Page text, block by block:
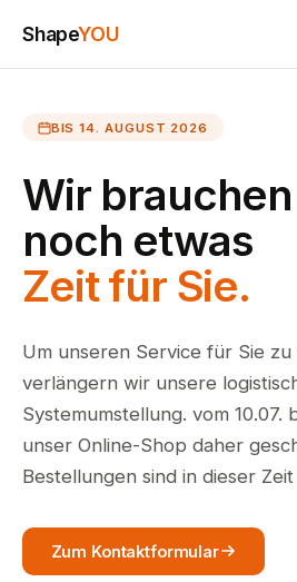
ShapeYOU
BIS 14. AUGUST 2026
Wir brauchen
noch etwas
Zeit für Sie.
Um unseren Service für Sie
verlängern wir unsere
Systemumstellung. vom 10.07.
unser Online-Shop daher
Bestellungen sind in dieser
Zum Kontaktformular